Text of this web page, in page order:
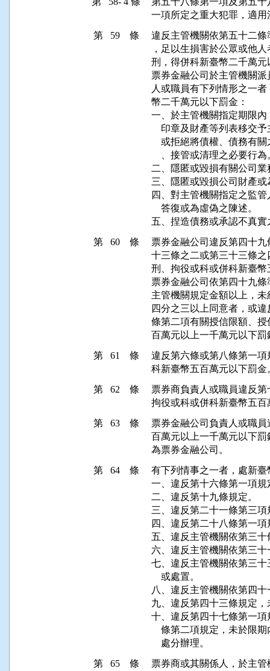
一項所定之重大犯罪，適
第 59 條
違反主管機關依第五十二
，足以生損害於公眾或他
刑，得併科新臺幣二千萬元
票券金融公司於主管機關
人或職員有下列情形之一
幣二千萬元以下罰金：
一、於主管機關指定期限
印章及財產等列表移交
或拒絕將債權、債務有
、接管或清理之必要行為
二、隱匿或毀損有關公司
三、隱匿或毀損公司財產
四、對主管機關指定之監
    答復或為虛偽之陳述。
五、捏造債務或承認不真實
第 60 條
票券金融公司違反第四十
十三條之二或第三十三條
刑、拘役或科或併科新臺
票券金融公司依第四十九
主管機關規定金額以上，
四分之三以上同意者，或
條第二項有關授信限額、
百萬元以上一千萬元以下
第 61 條
違反第六條或第八條第一
科新臺幣五百萬元以下罰金
第 62 條
票券商負責人或職員違反
拘役或科或併科新臺幣五
第 63 條
票券金融公司負責人或職
百萬元以上一千萬元以下
為票券金融公司。
第 64 條
有下列情事之一者，處新
一、違反第十六條第一項規
二、違反第十九條規定。
三、違反第二十一條第三
四、違反第二十八條第一項
五、違反主管機關依第三
六、違反主管機關依第三
七、違反主管機關依第三
    或處置。
八、違反主管機關依第四
九、違反第四十三條規定
十、違反第四十七條第一
條第二項規定，未於限
第 65 條
票券商或其關係人，於主